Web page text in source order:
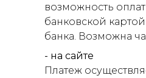
возможность
банковской
банка. Возможна
- на сайте
Платеж